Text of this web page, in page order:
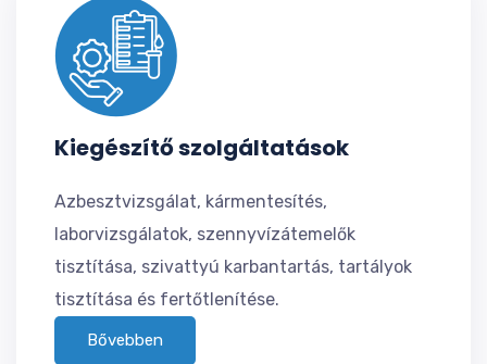
Kiegészítő szolgáltatások
Azbesztvizsgálat, kármentesítés,
laborvizsgálatok, szennyvízátemelők
tisztítása, szivattyú karbantartás, tartályok
tisztítása és fertőtlenítése.
Bővebben